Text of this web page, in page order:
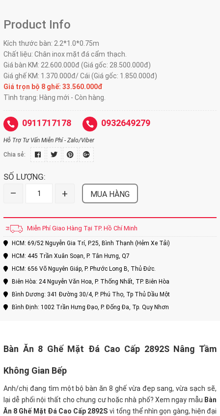
Product Info
Kích thước bàn: 2.2*1.0*0.75m
Chất liệu: Chân inox mặt đá cẩm thạch.
Giá bàn KM: 22.600.000đ (Giá gốc: 28.500.000đ)
Giá ghế KM: 1.370.000đ/ Cái (Giá gốc: 1.850.000đ)
Giá trọn bộ 8 ghế: 33.560.000đ
Tình trạng: Hàng mới - Còn hàng.
0911717178 0932649279
Hỗ Trợ Tư Vấn Miễn Phí - Zalo/Viber
Chia sẻ:
SỐ LƯỢNG:
– + MUA HÀNG
Miễn Phí Giao Hàng Tại TP. Hồ Chí Minh
HCM: 69/52 Nguyễn Gia Trí, P.25, Bình Thạnh (Hẻm Xe Tải)
HCM: 445 Trần Xuân Soạn, P. Tân Hưng, Q7
HCM: 656 Võ Nguyên Giáp, P. Phước Long B, Thủ Đức.
Biên Hòa: 24 Nguyễn Văn Hoa, P. Thống Nhất, TP. Biên Hòa
Bình Dương: 341 Đường 30/4, P. Phú Thọ, Tp Thủ Dầu Một
Bình Định: 1002 Trần Hưng Đạo, P. Đống Đa, Tp. Quy Nhơn
Bàn Ăn 8 Ghế Mặt Đá Cao Cấp 2892S Nâng Tầm
Không Gian Bếp
Anh/chị đang tìm một bộ bàn ăn 8 ghế vừa đẹp sang, vừa sạch sẽ,
lại dễ phối nội thất cho chung cư hoặc nhà phố? Xem ngay mẫu Bàn
Ăn 8 Ghế Mặt Đá Cao Cấp 2892S vì tổng thể nhìn gọn gàng, hiện đại